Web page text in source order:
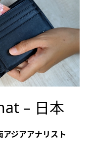
– 日本
ジアアナリスト